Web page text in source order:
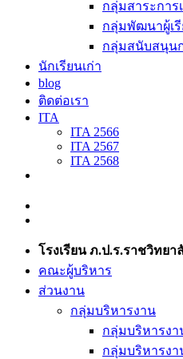
กลุ่มสาระกา
กลุ่มพัฒนาผู้เ
กลุ่มสนับสนุน
นักเรียนเก่า
blog
ติดต่อเรา
ITA
ITA 2566
ITA 2567
ITA 2568
โรงเรียน ภ.ป.ร.ราชวิทยา
คณะผู้บริหาร
ส่วนงาน
กลุ่มบริหารงาน
กลุ่มบริหารงา
กลุ่มบริหารง